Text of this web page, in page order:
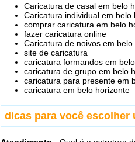
Caricatura de casal em belo
Caricatura individual em belo
comprar caricatura em belo
fazer caricatura online
Caricatura de noivos em belo
site de caricatura
caricatura formandos em
caricatura de grupo em belo
caricatura para presente em
caricatura em belo horizonte
dicas para você escolher